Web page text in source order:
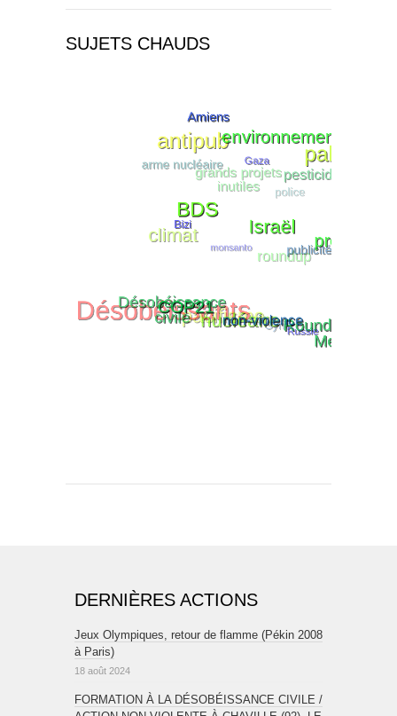
SUJETS CHAUDS
DERNIÈRES ACTIONS
Jeux Olympiques, retour de flamme (Pékin 2008
à Paris)
18 août 2024
FORMATION À LA DÉSOBÉISSANCE CIVILE /